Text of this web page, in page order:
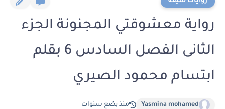
رواية معشوقتي المجنونة الجزء
الثانى الفصل السادس 6 بقلم
ابتسام محمود الصيري
Yasmina mohamed منذ بضع سنوات